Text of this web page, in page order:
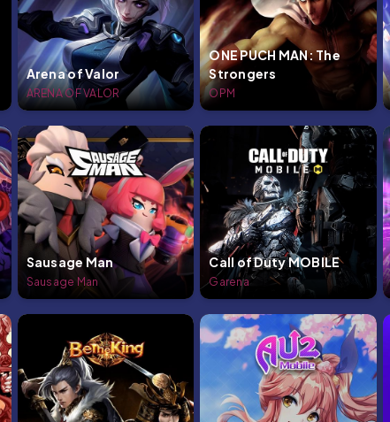
Arena of Valor
ARENA OF VALOR
ONE PUCH MAN: The
Strongers
OPM
Sausage Man
Sausage Man
Call of Duty MOBILE
Garena